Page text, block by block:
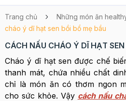
Trang chủ Những món ăn
cháo ý dĩ hạt sen bồi bổ mẹ bầu
CÁCH NẤU CHÁO Ý DĨ HẠT
Cháo ý dĩ hạt sen được chế
thanh mát, chứa nhiều chất
chỉ là món ăn có thơm ngon
cho sức khỏe. Vậy cách nấu